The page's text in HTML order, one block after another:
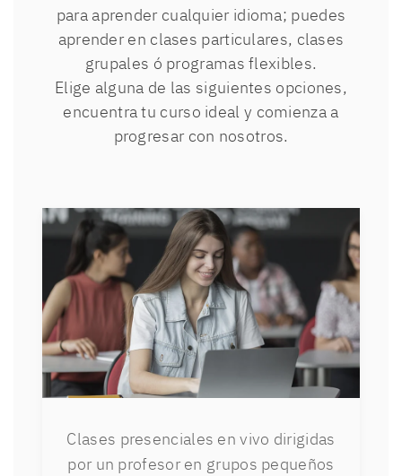
para aprender cualquier idioma; puedes
aprender en clases particulares, clases
grupales ó programas flexibles.
Elige alguna de las siguientes opciones,
encuentra tu curso ideal y comienza a
progresar con nosotros.
Clases presenciales en vivo dirigidas
por un profesor en grupos pequeños